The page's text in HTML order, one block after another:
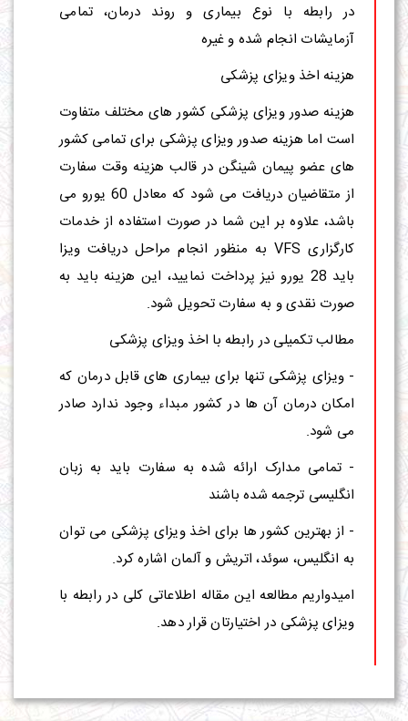
در رابطه با نوع بیماری و روند درمان، تمامی
آزمایشات انجام شده و غیره
هزینه اخذ ویزای پزشکی
هزینه صدور ویزای پزشکی کشور های مختلف متفاوت
است اما هزینه صدور ویزای پزشکی برای تمامی کشور
های عضو پیمان شینگن در قالب هزینه وقت سفارت
از متقاضیان دریافت می شود که معادل 60 یورو می
باشد، علاوه بر این شما در صورت استفاده از خدمات
کارگزاری VFS به منظور انجام مراحل دریافت ویزا
باید 28 یورو نیز پرداخت نمایید، این هزینه باید به
صورت نقدی و به سفارت تحویل شود.
مطالب تکمیلی در رابطه با اخذ ویزای پزشکی
- ویزای پزشکی تنها برای بیماری های قابل درمان که
امکان درمان آن ها در کشور مبداء وجود ندارد صادر
می شود.
- تمامی مدارک ارائه شده به سفارت باید به زبان
انگلیسی ترجمه شده باشند
- از بهترین کشور ها برای اخذ ویزای پزشکی می توان
به انگلیس، سوئد، اتریش و آلمان اشاره کرد.
امیدواریم مطالعه این مقاله اطلاعاتی کلی در رابطه با
ویزای پزشکی در اختیارتان قرار دهد.